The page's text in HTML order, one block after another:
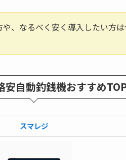
、なるべく安く導入したい方
安自動釣銭機おすすめ
スマレジ